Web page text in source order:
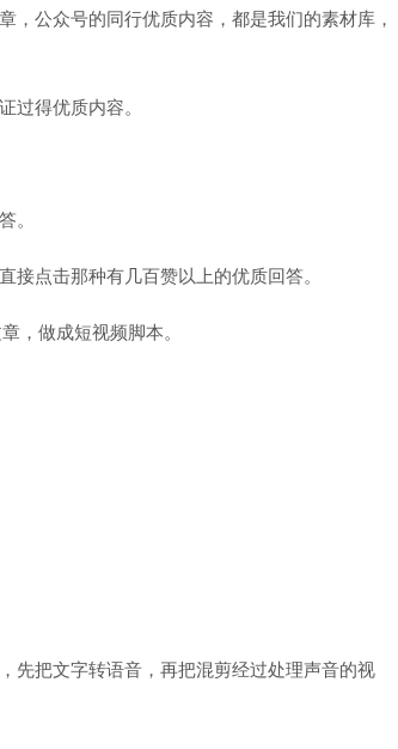
，公众号的同行优质内容，都是我们的素材库，
过得优质内容。
。
接点击那种有几百赞以上的优质回答。
，做成短视频脚本。
先把文字转语音，再把混剪经过处理声音的视